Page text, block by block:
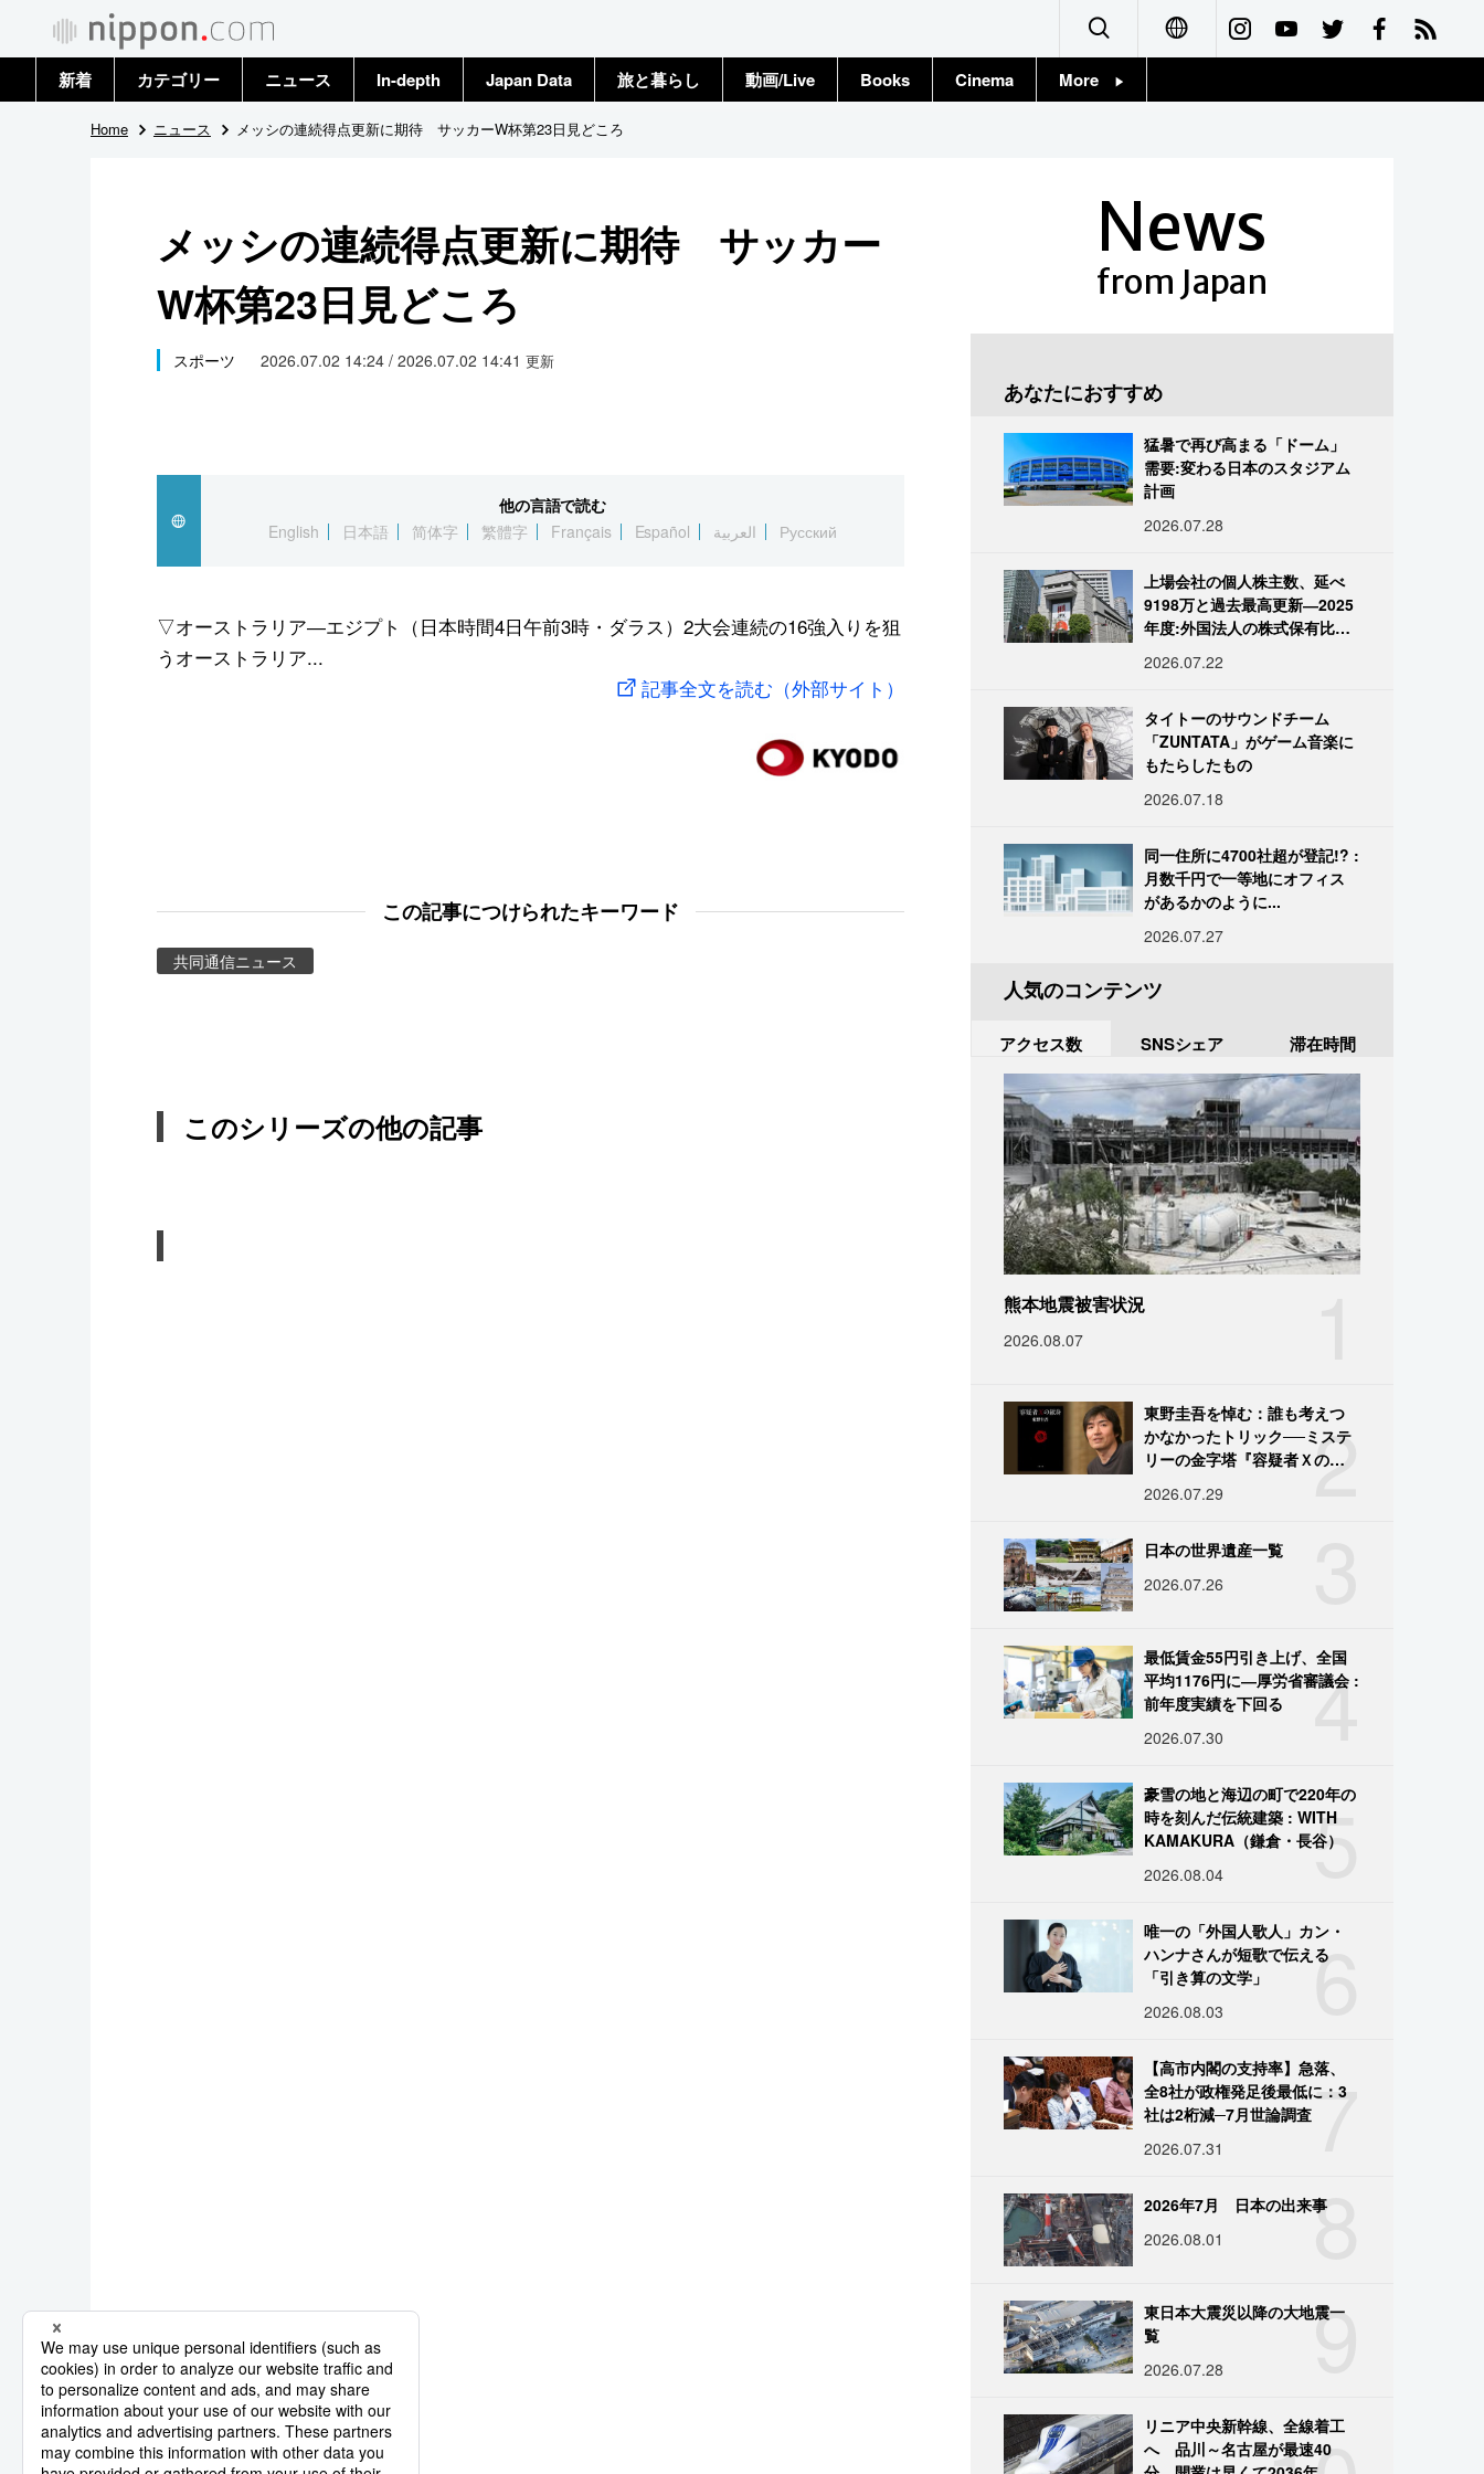
Français
新着 カテゴリー
政治・外交
社会
文化
スポーツ・東京2020
ニュース
トップ
In-depth Japan Data 旅と暮らし 動画/Live Books Cinema More
Home ニュース メッシの連続得点更新に期待 サッカーW杯第23日見どころ
メッシの連続得点更新に期待 サッカー
W杯第23日見どころ
スポーツ 2026.07.02 14:24 / 2026.07.02 14:41 更新
他の言語で読む
English
日本語 简体字 繁體字 Français Español العربية Русский
▽オーストラリア―エジプト（日本時間4日午前3時・ダラス）2大会連続の16強入りを狙
うオーストラリア...
記事全文を読む（外部サイト）
この記事につけられたキーワード
共同通信ニュース
このシリーズの他の記事
News
from Japan
あなたにおすすめ
猛暑で再び高まる「ドーム」
需要:変わる日本のスタジアム
計画
2026.07.28
上場会社の個人株主数、延べ
9198万と過去最高更新―2025
年度:外国法人の株式保有比率
2026.07.22
タイトーのサウンドチーム
「ZUNTATA」がゲーム音楽に
もたらしたもの
2026.07.18
同一住所に4700社超が登記!? :
月数千円で一等地にオフィス
があるかのように...
2026.07.27
人気のコンテンツ
アクセス数 SNSシェア 滞在時間
熊本地震被害状況
2026.08.07
2
東野圭吾を悼む：誰も考えつ
かなかったトリック──ミステ
リーの金字塔『容疑者Ｘの献
2026.07.29
日本の世界遺産一覧
2026.07.26
4
最低賃金55円引き上げ、全国
平均1176円に―厚労省審議会 :
前年度実績を下回る
2026.07.30
5
豪雪の地と海辺の町で220年の
時を刻んだ伝統建築 : WITH
KAMAKURA（鎌倉・長谷）
2026.08.04
6
唯一の「外国人歌人」カン・
ハンナさんが短歌で伝える
「引き算の文学」
2026.08.03
7
【高市内閣の支持率】急落、
全8社が政権発足後最低に：3
社は2桁減─7月世論調査
2026.07.31
8
2026年7月 日本の出来事
2026.08.01
9
東日本大震災以降の大地震一
覧
2026.07.28
リニア中央新幹線、全線着工
へ 品川～名古屋が最速40